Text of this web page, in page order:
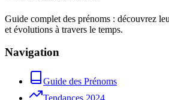
Guide complet des prénoms : découvrez
et évolutions à travers le temps.
Navigation
Guide des Prénoms